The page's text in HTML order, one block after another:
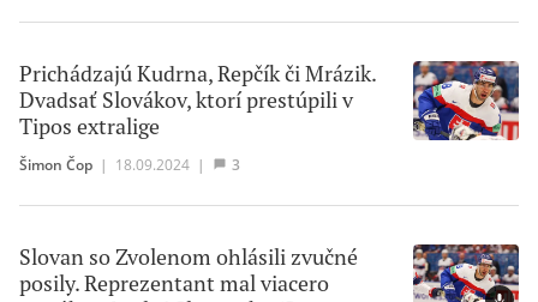
Prichádzajú Kudrna, Repčík či Mrázik.
Dvadsať Slovákov, ktorí prestúpili v
Tipos extralige
Šimon Čop | 18.09.2024 | 3
Slovan so Zvolenom ohlásili zvučné
posily. Reprezentant mal viacero